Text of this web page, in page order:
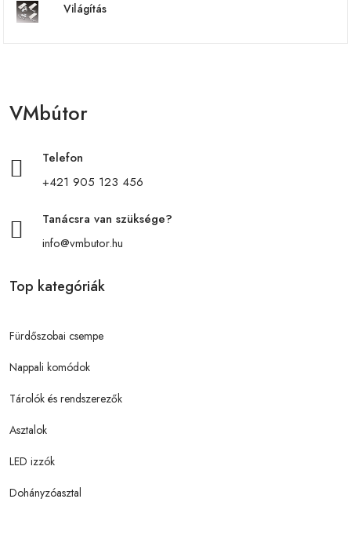
Világítás
VMbútor
Telefon
+421 905 123 456
Tanácsra van szüksége?
info@vmbutor.hu
Top kategóriák
Fürdőszobai csempe
Nappali komódok
Tárolók és rendszerezők
Asztalok
LED izzók
Dohányzóasztal